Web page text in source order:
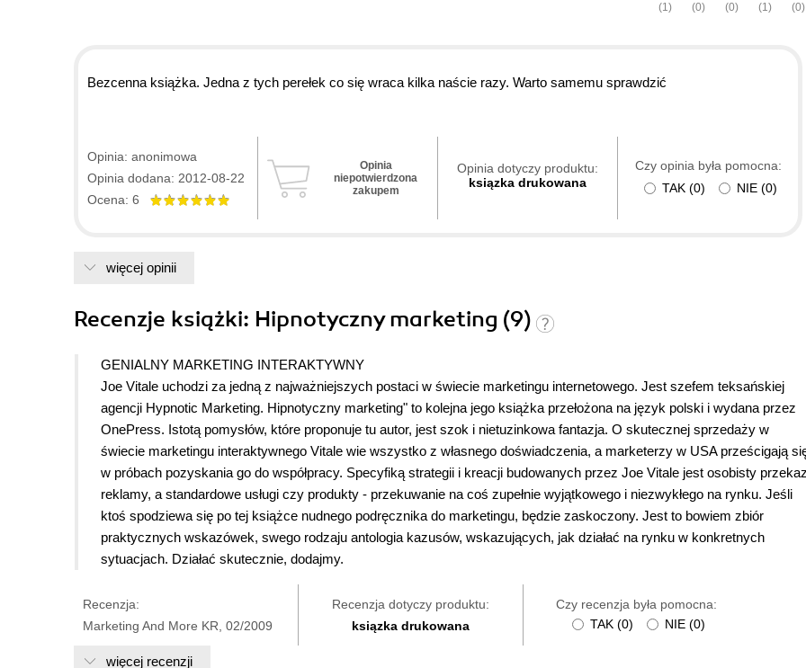
(0)
(1)
(0)
(0)
(1)
Bezcenna książka. Jedna z tych perełek co się wraca kilka naście razy. Warto samemu sprawdzić
Opinia: anonimowa
Opinia dodana: 2012-08-22
Ocena: 6
Opinia
niepotwierdzona
zakupem
Opinia dotyczy produktu:
ksiązka drukowana
Czy opinia była pomocna:
TAK (0) NIE (0)
więcej opinii
Recenzje książki: Hipnotyczny marketing (9)
GENIALNY MARKETING INTERAKTYWNY
Joe Vitale uchodzi za jedną z najważniejszych postaci w świecie marketingu internetowego. Jest szefem teksańskiej
agencji Hypnotic Marketing. Hipnotyczny marketing" to kolejna jego książka przełożona na język polski i wydana przez
OnePress. Istotą pomysłów, które proponuje tu autor, jest szok i nietuzinkowa fantazja. O skutecznej sprzedaży w
świecie marketingu interaktywnego Vitale wie wszystko z własnego doświadczenia, a marketerzy w USA prześcigają
w próbach pozyskania go do współpracy. Specyfiką strategii i kreacji budowanych przez Joe Vitale jest osobisty przekaz
reklamy, a standardowe usługi czy produkty - przekuwanie na coś zupełnie wyjątkowego i niezwykłego na rynku. Jeśli
ktoś spodziewa się po tej książce nudnego podręcznika do marketingu, będzie zaskoczony. Jest to bowiem zbiór
praktycznych wskazówek, swego rodzaju antologia kazusów, wskazujących, jak działać na rynku w konkretnych
sytuacjach. Działać skutecznie, dodajmy.
Recenzja:
Marketing And More KR, 02/2009
Recenzja dotyczy produktu:
ksiązka drukowana
Czy recenzja była pomocna:
TAK (0) NIE (0)
więcej recenzji